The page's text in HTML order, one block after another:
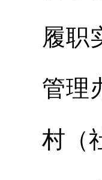
履职
管理
村（